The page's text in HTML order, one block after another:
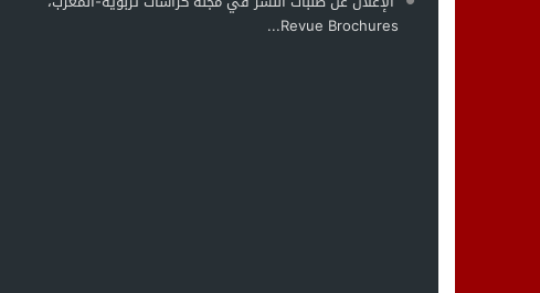
Revue Brochures...